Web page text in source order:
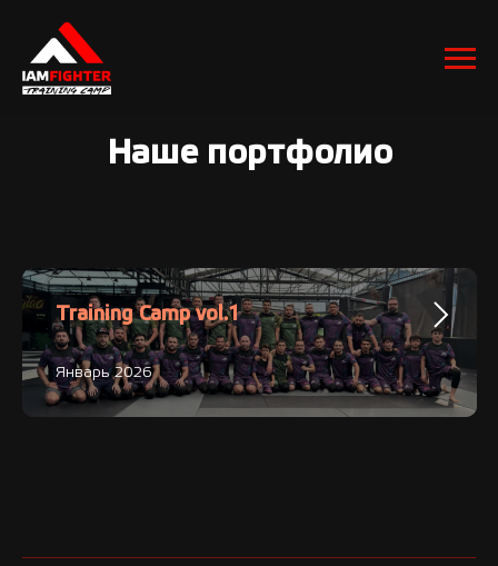
Наше портфолио
Training Camp vol.1
Январь 2026